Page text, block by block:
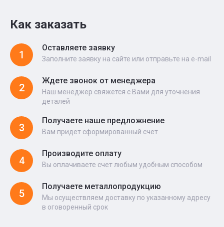
Как заказать
1
Оставляете заявку
Заполните заявку на сайте или отправьте на e-mail
2
Ждете звонок от менеджера
Наш менеджер свяжется с Вами для уточнения
деталей
3
Получаете наше предложнение
Вам придет сформированный счет
4
Производите оплату
Вы оплачиваете счет любым удобным способом
5
Получаете металлопродукцию
Мы осуществляем доставку по указанному адресу
в оговоренный срок